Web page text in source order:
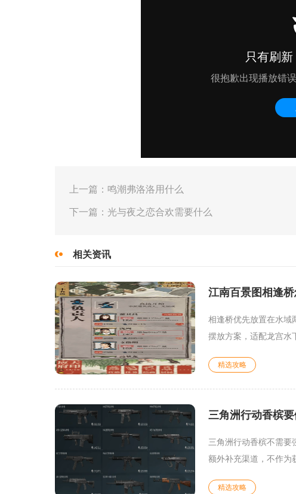
上一篇：鸣潮弗洛洛用什么
下一篇：光与夜之恋合欢需要什么
相关资讯
江南百景图相逢
相逢桥优先放置在水域
摆放方案，适配龙宫水
精选攻略
三角洲行动香槟
三角洲行动香槟不需要
额外补充渠道，不作为
精选攻略